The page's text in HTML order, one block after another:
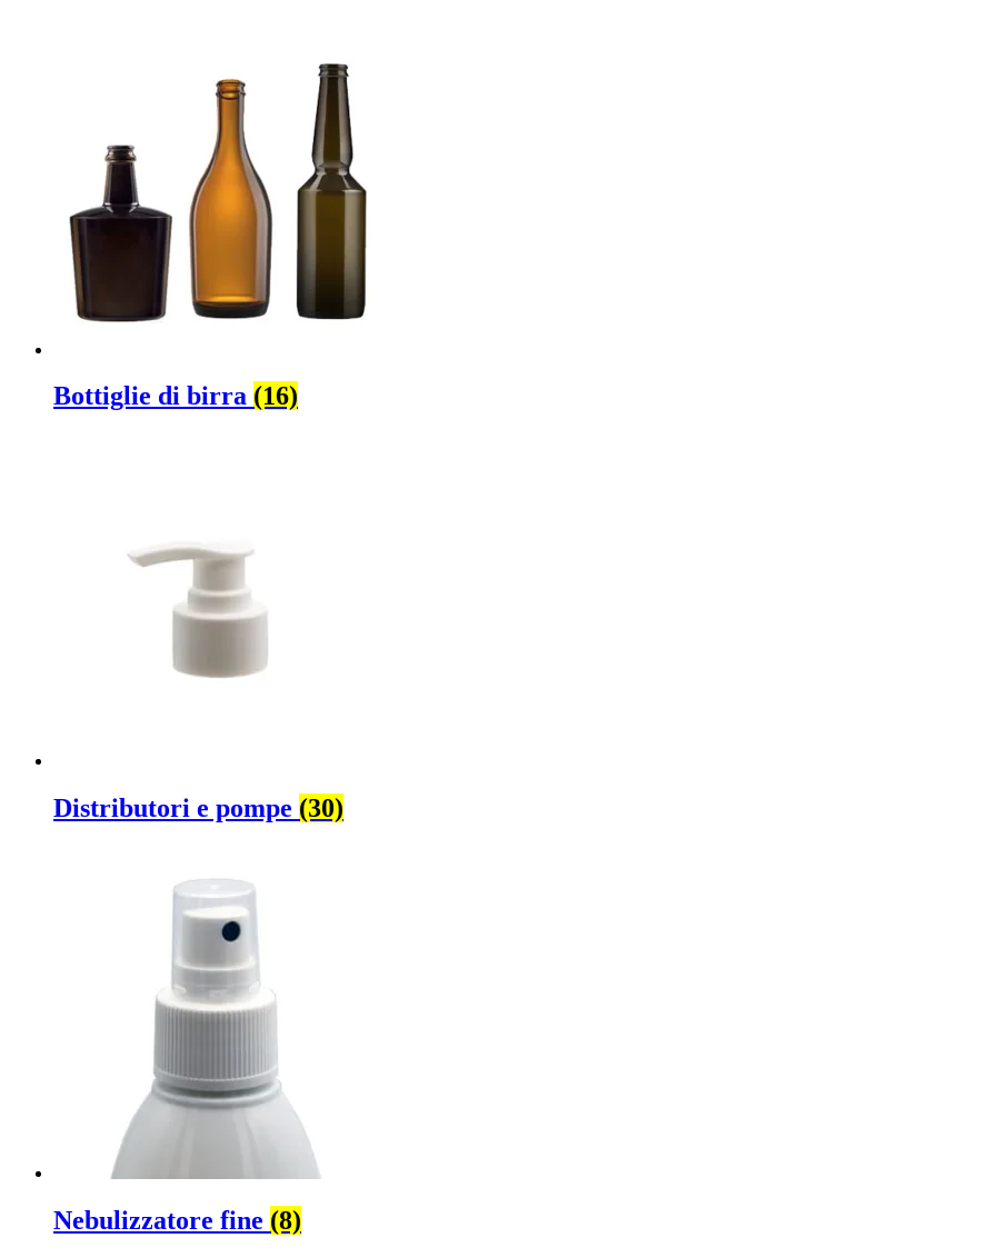
Bottiglie (519)
Bottiglie di birra (16)
Distributori e pompe (30)
Nebulizzatore fine (8)